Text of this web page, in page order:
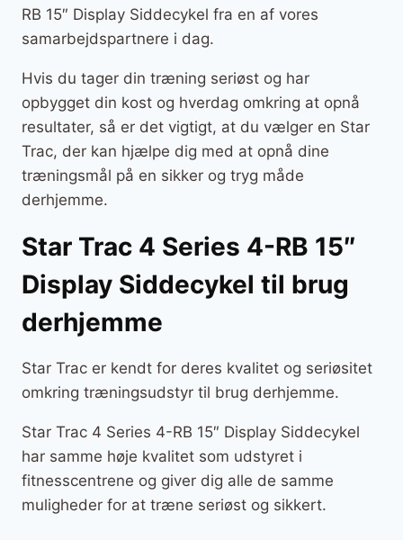
RB 15″ Display Siddecykel fra en af vores
samarbejdspartnere i dag.
Hvis du tager din træning seriøst og har
opbygget din kost og hverdag omkring at opnå
resultater, så er det vigtigt, at du vælger en Star
Trac, der kan hjælpe dig med at opnå dine
træningsmål på en sikker og tryg måde
derhjemme.
Star Trac 4 Series 4-RB 15″
Display Siddecykel til brug
derhjemme
Star Trac er kendt for deres kvalitet og seriøsitet
omkring træningsudstyr til brug derhjemme.
Star Trac 4 Series 4-RB 15″ Display Siddecykel
har samme høje kvalitet som udstyret i
fitnesscentrene og giver dig alle de samme
muligheder for at træne seriøst og sikkert.